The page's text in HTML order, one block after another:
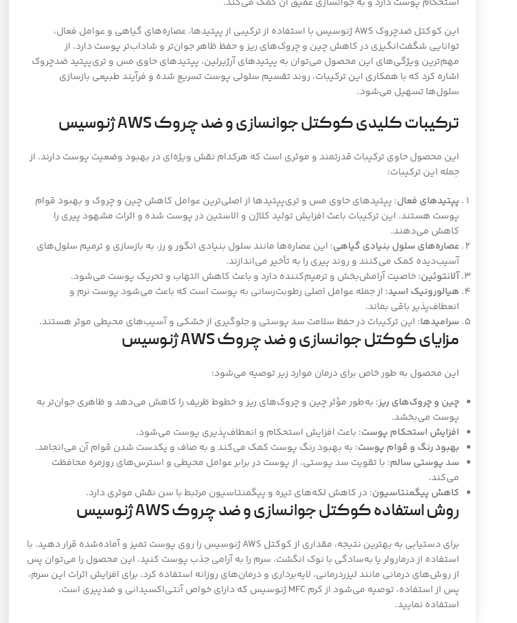
این کوکتل ضدچروک AWS ژنوسیس با استفاده از ترکیبی از پپتیدها، عصاره‌های گیاهی و عوامل فعال،
توانایی شگفت‌انگیزی در کاهش چین و چروک‌های ریز و حفظ ظاهر جوان‌تر و شاداب‌تر پوست دارد. از
مهم‌ترین ویژگی‌های این محصول می‌توان به پپتیدهای آرژیرلین، پپتیدهای حاوی مس و تری‌پپتید ضدچروک
اشاره کرد که با همکاری این ترکیبات، روند تقسیم سلولی پوست تسریع شده و فرآیند طبیعی بازسازی
سلول‌ها تسهیل می‌شود.
ترکیبات کلیدی کوکتل جوانسازی و ضد چروک AWS ژنوسیس
این محصول حاوی ترکیبات قدرتمند و موثری است که هرکدام نقش ویژه‌ای در بهبود وضعیت پوست دارند. از
جمله این ترکیبات:
پپتیدهای فعال: پپتیدهای حاوی مس و تری‌پپتیدها از اصلی‌ترین عوامل کاهش چین و چروک و بهبود قوام
پوست هستند. این ترکیبات باعث افزایش تولید کلاژن و الاستین در پوست شده و اثرات مشهود پیری را
کاهش می‌دهند.
عصاره‌های سلول بنیادی گیاهی: این عصاره‌ها مانند سلول بنیادی انگور و رز، به بازسازی و ترمیم سلول‌های
آسیب‌دیده کمک می‌کنند و روند پیری را به تأخیر می‌اندازند.
آلانتوئین: خاصیت آرامش‌بخش و ترمیم‌کننده دارد و باعث کاهش التهاب و تحریک پوست می‌شود.
هیالورونیک اسید: از جمله عوامل اصلی رطوبت‌رسانی به پوست است که باعث می‌شود پوست نرم و
انعطاف‌پذیر باقی بماند.
سرامیدها: این ترکیبات در حفظ سلامت سد پوستی و جلوگیری از خشکی و آسیب‌های محیطی موثر هستند.
مزایای کوکتل جوانسازی و ضد چروک AWS ژنوسیس
این محصول به طور خاص برای درمان موارد زیر توصیه می‌شود:
چین و چروک‌های ریز: به‌طور مؤثر چین و چروک‌های ریز و خطوط ظریف را کاهش می‌دهد و ظاهری جوان‌تر به
پوست می‌بخشد.
افزایش استحکام پوست: باعث افزایش استحکام و انعطاف‌پذیری پوست می‌شود.
بهبود رنگ و قوام پوست: به بهبود رنگ پوست کمک می‌کند و به صاف و یکدست شدن قوام آن می‌انجامد.
سد پوستی سالم: با تقویت سد پوستی، از پوست در برابر عوامل محیطی و استرس‌های روزمره محافظت
می‌کند.
کاهش پیگمنتاسیون: در کاهش لکه‌های تیره و پیگمنتاسیون مرتبط با سن نقش موثری دارد.
روش استفاده کوکتل جوانسازی و ضد چروک AWS ژنوسیس
برای دستیابی به بهترین نتیجه، مقداری از کوکتل AWS ژنوسیس را روی پوست تمیز و آماده‌شده قرار دهید. با
استفاده از درمارولر یا به‌سادگی با نوک انگشت، سرم را به آرامی جذب پوست کنید. این محصول را می‌توان پس
از روش‌های درمانی مانند لیزردرمانی، لایه‌برداری و درمان‌های روزانه استفاده کرد. برای افزایش اثرات این سرم،
پس از استفاده، توصیه می‌شود از کرم MFC ژنوسیس که دارای خواص آنتی‌اکسیدانی و ضدپیری است،
استفاده نمایید.